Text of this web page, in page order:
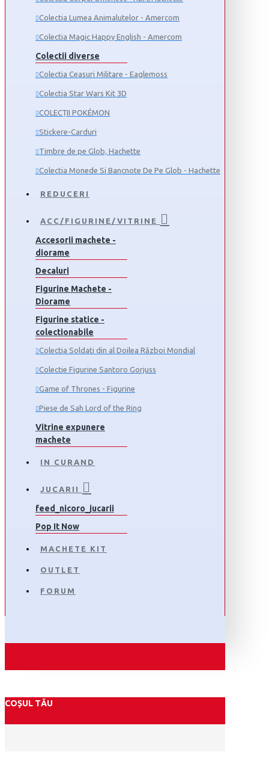
Colectia Lumea Animalutelor - Amercom
Colectia Magic Happy English - Amercom
Colectii diverse
Colectia Ceasuri Militare - Eaglemoss
Colectia Star Wars Kit 3D
COLECȚII POKÉMON
Stickere-Carduri
Timbre de pe Glob, Hachette
Colectia Monede Si Bancnote De Pe Glob - Hachette
REDUCERI
ACC/FIGURINE/VITRINE
Accesorii machete -
diorame
Decaluri
Figurine Machete -
Diorame
Figurine statice -
colectionabile
Colectia Soldati din al Doilea Război Mondial
Colectie Figurine Santoro Gorjuss
Game of Thrones - Figurine
Piese de Sah Lord of the Ring
Vitrine expunere
machete
IN CURAND
JUCARII
feed_nicoro_jucarii
Pop It Now
MACHETE KIT
OUTLET
FORUM
COȘUL TĂU